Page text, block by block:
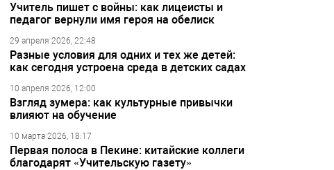
Учитель пишет с войны: как лицеисты и
педагог вернули имя героя на обелиск
29 апреля 2026, 22:48
Разные условия для одних и тех же детей:
как сегодня устроена среда в детских садах
10 апреля 2026, 12:00
Взгляд зумера: как культурные привычки
влияют на обучение
10 марта 2026, 18:17
Первая полоса в Пекине: китайские коллеги
благодарят «Учительскую газету»